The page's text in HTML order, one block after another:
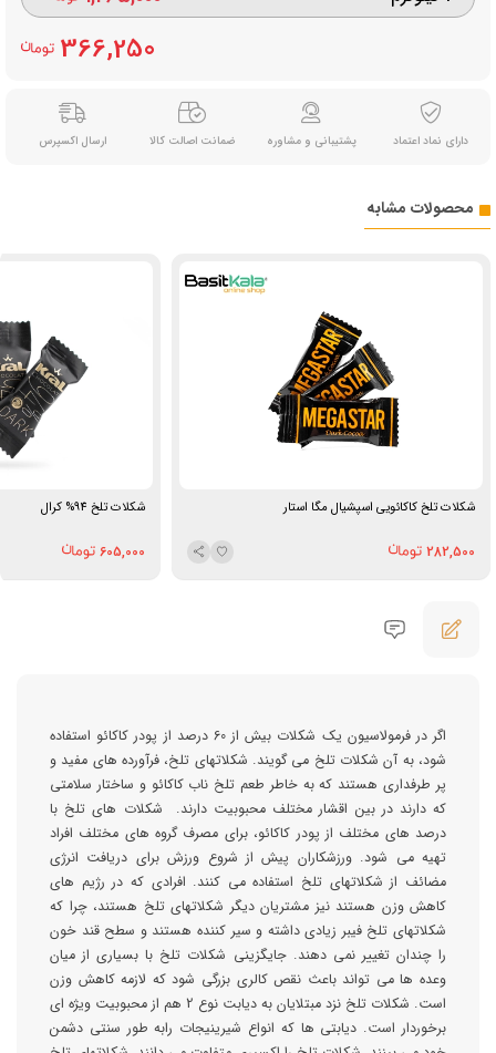
366,250
دارای نماد اعتماد پشتیبانی و مشاوره ضمانت اصالت کالا ارسال اکسپرس
محصولات مشابه
شکلات تلخ کاکائویی اسپشیال مگا استار
282,500
شکلات تلخ 94% کرال
605,000
اگر در فرمولاسیون یک شکلات بیش از 60 درصد از پودر کاکائو استفاده
شود، به آن شکلات تلخ می گویند. شکلاتهای تلخ، فرآورده های مفید و
پر طرفداری هستند که به خاطر طعم تلخ ناب کاکائو و ساختار سلامتی
که دارند در بین اقشار مختلف محبوبیت دارند. شکلات های تلخ با
درصد های مختلف از پودر کاکائو، برای مصرف گروه های مختلف افراد
تهیه می شود. ورزشکاران پیش از شروع ورزش برای دریافت انرژی
مضائف از شکلاتهای تلخ استفاده می کنند. افرادی که در رژیم های
کاهش وزن هستند نیز مشتریان دیگر شکلاتهای تلخ هستند، چرا که
شکلاتهای تلخ فیبر زیادی داشته و سیر کننده هستند و سطح قند خون
را چندان تغییر نمی دهند. جایگزینی شکلات تلخ با بسیاری از میان
وعده ها می تواند باعث نقص کالری بزرگی شود که لازمه کاهش وزن
است. شکلات تلخ نزد مبتلایان به دیابت نوع 2 هم از محبوبیت ویژه ای
برخوردار است. دیابتی ها که انواع شیرینیجات رابه طور سنتی دشمن